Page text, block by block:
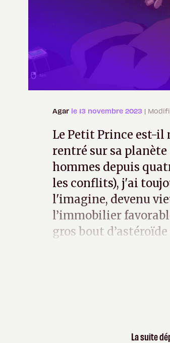
Agar le 13 novembre 2023 |
Le Petit Prince est-il
rentré sur sa
hommes depuis
les conflits), j'ai
l'imagine, devenu
l’immobilier
gros bout
La suite